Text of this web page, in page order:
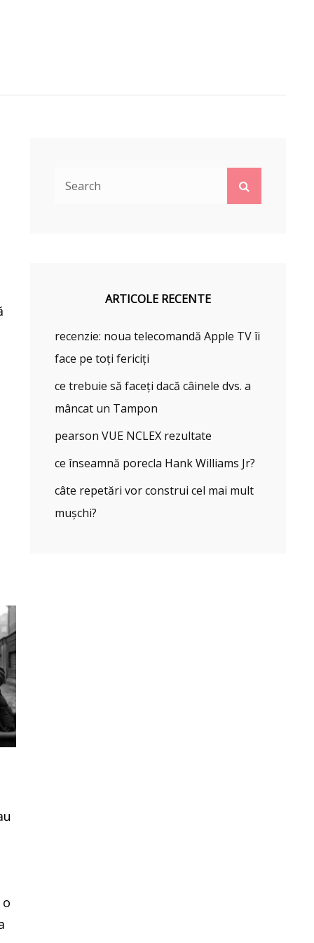
ARTICOLE RECENTE
recenzie: noua telecomandă Apple TV îi
face pe toți fericiți
ce trebuie să faceți dacă câinele dvs. a
mâncat un Tampon
pearson VUE NCLEX rezultate
ce înseamnă porecla Hank Williams Jr?
câte repetări vor construi cel mai mult
mușchi?